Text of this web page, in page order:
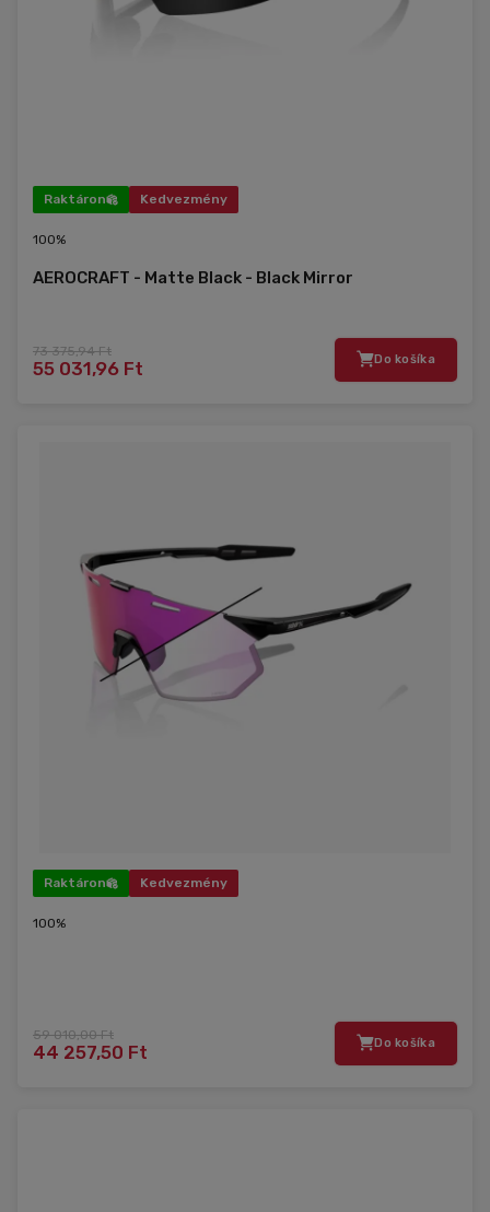
Raktáron Kedvezmény
100%
AEROCRAFT - Matte Black - Black Mirror
73 375,94 Ft
55 031,96 Ft Do košíka
Raktáron Kedvezmény
100%
59 010,00 Ft
44 257,50 Ft Do košíka